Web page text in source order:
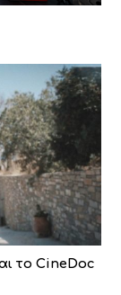
το CineDoc